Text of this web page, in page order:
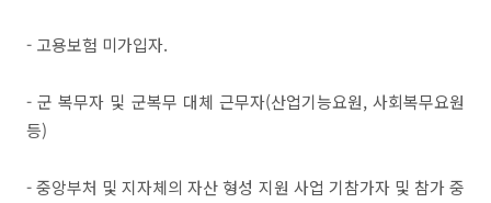
- 고용보험 미가입자.
- 군 복무자 및 군복무 대체 근무자(산업기능요원, 사회복무요원
등)
- 중앙부처 및 지자체의 자산 형성 지원 사업 기참가자 및 참가 중